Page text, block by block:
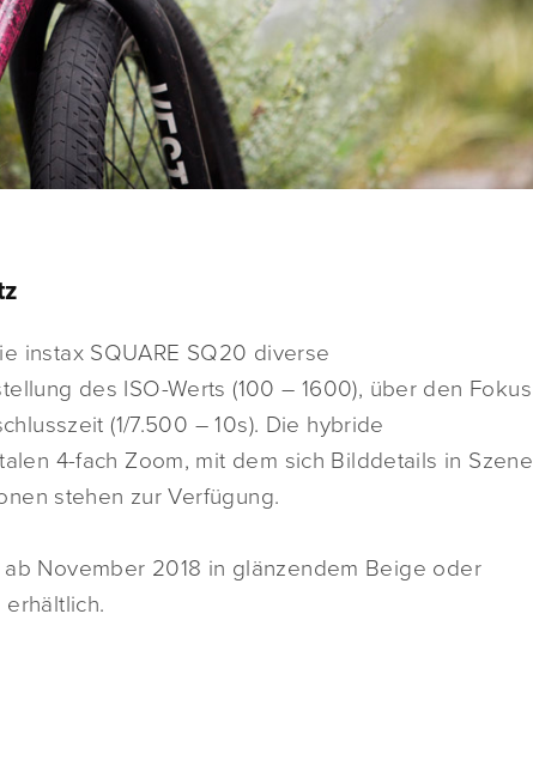
instax SQUARE SQ20 diverse
des ISO-Werts (100 – 1600), über den Fokus
(1/7.500 – 10s). Die hybride
4-fach Zoom, mit dem sich Bilddetails in Szene
stehen zur Verfügung.
ab November 2018 in glänzendem Beige oder
erhältlich.